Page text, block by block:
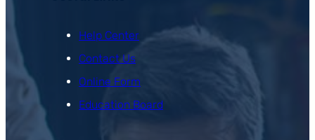
Help Center
Contact Us
Online Form
Education Board